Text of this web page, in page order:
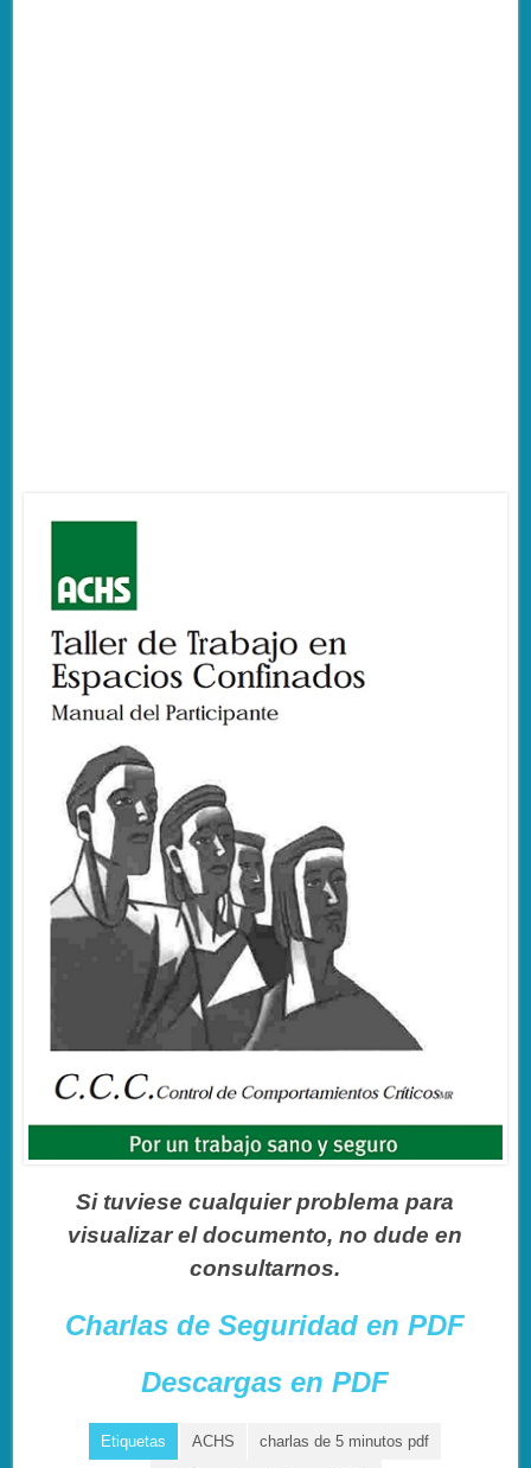
Si tuviese cualquier problema para
visualizar el documento, no dude en
consultarnos.
Charlas de Seguridad en PDF
Descargas en PDF
Etiquetas ACHS charlas de 5 minutos pdf